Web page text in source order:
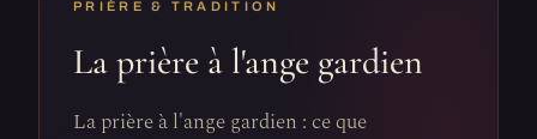
PRIÈRE & TRADITION
La prière à l'ange gardien
La prière à l'ange gardien : ce que